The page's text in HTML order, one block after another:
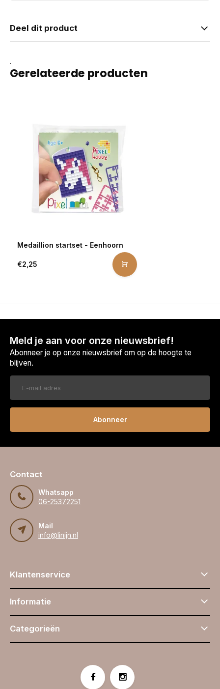
Deel dit product
.
Gerelateerde producten
Medaillion startset - Eenhoorn
€2,25
Meld je aan voor onze nieuwsbrief!
Abonneer je op onze nieuwsbrief om op de hoogte te
blijven.
Abonneer
Contact
Whatsapp
06-25372251
Mail
info@linijn.nl
Klantenservice
Informatie
Categorieën